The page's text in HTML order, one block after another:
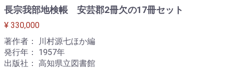
長宗我部地検帳 安芸郡2冊欠の17冊セット
¥ 330,000
著作者： 川村源七ほか編
発行年： 1957年
出版社： 高知県立図書館